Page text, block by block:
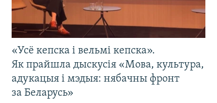
«Усё кепска і вельмі кепска».
Як прайшла дыскусія «Мова, культура,
адукацыя і мэдыя: нябачны фронт
за Беларусь»